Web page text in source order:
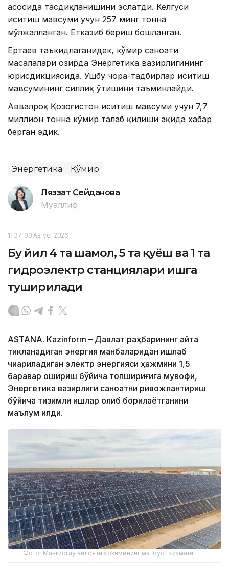
асосида тасдиқланишини эслатди. Келгуси
иситиш мавсуми учун 257 минг тонна
мўлжалланган. Етказиб бериш бошланган.
Ертаев таъкидлаганидек, кўмир саноати
масалалари ҳозирда Энергетика вазирлигининг
юрисдикциясида. Ушбу чора-тадбирлар иситиш
мавсумининг силлиқ ўтишини таъминлайди.
Аввалроқ Қозоғистон иситиш мавсуми учун 7,7
миллион тонна кўмир талаб қилиши ҳақида хабар
берган эдик.
Энергетика Кўмир
Ляззат Сейданова
Муаллиф
11:37, 03 Август 2026
Бу йил 4 та шамол, 5 та қуёш ва 1 та
гидроэлектр станциялари ишга
туширилади
ASTANА. Кazinform – Давлат раҳбарининг қайта
тикланадиган энергия манбаларидан ишлаб
чиқариладиган электр энергияси ҳажмини 1,5
баравар ошириш бўйича топшириғига мувофиқ,
Энергетика вазирлиги саноатни ривожлантириш
бўйича тизимли ишлар олиб борилаётганини
маълум қилди.
Фото: Манғистау вилояти ҳокимининг матбуот хизмати